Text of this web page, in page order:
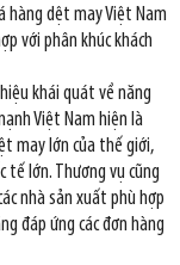
hàng dệt may Việt Nam
với phân khúc khách
khái quát về năng
Việt Nam hiện là
may lớn của thế giới,
tế lớn. Thương vụ cũng
nhà sản xuất phù hợp
đáp ứng các đơn hàng